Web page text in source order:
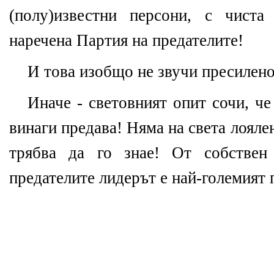
(полу)известни персони, с
наречена Партия на предателите!
И това изобщо не звучи
Иначе - световният опит сочи,
винаги предава! Няма на света
трябва да го знае! От
предателите лидерът е най-